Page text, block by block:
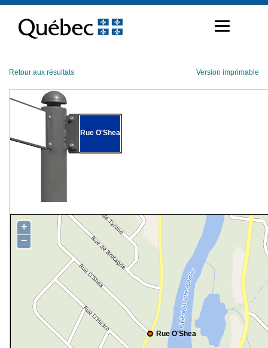
contenu
Retour aux résultats Version imprimable
Rue O'Shea
Rue O'Shea
+
−